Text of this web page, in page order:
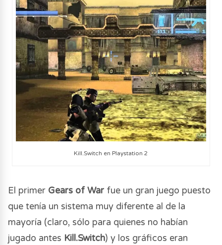
Kill.Switch en Playstation 2
El primer Gears of War fue un gran juego puesto
que tenía un sistema muy diferente al de la
mayoría (claro, sólo para quienes no habían
jugado antes Kill.Switch) y los gráficos eran